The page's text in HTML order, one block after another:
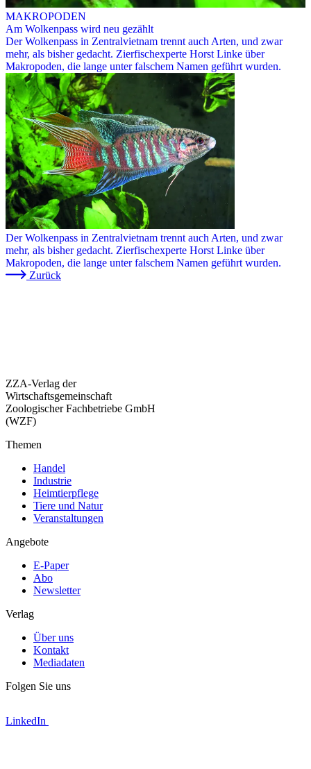
MAKROPODEN
Am Wolkenpass wird neu gezählt
Der Wolkenpass in Zentralvietnam trennt auch Arten, und zwar
mehr, als bisher gedacht. Zierfischexperte Horst Linke über
Makropoden, die lange unter falschem Namen geführt wurden.
Der Wolkenpass in Zentralvietnam trennt auch Arten, und zwar
mehr, als bisher gedacht. Zierfischexperte Horst Linke über
Makropoden, die lange unter falschem Namen geführt wurden.
Zurück
ZZA-Verlag der
Wirtschaftsgemeinschaft
Zoologischer Fachbetriebe GmbH
(WZF)
Themen
Handel
Industrie
Heimtierpflege
Tiere und Natur
Veranstaltungen
Angebote
E-Paper
Abo
Newsletter
Verlag
Über uns
Kontakt
Mediadaten
Folgen Sie uns
LinkedIn